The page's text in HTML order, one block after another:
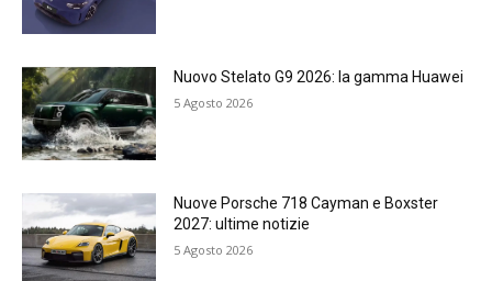
Nuovo Stelato G9 2026: la gamma Huawei
5 Agosto 2026
Nuove Porsche 718 Cayman e Boxster
2027: ultime notizie
5 Agosto 2026